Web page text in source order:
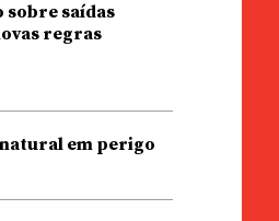
sobre saídas
regras
em perigo